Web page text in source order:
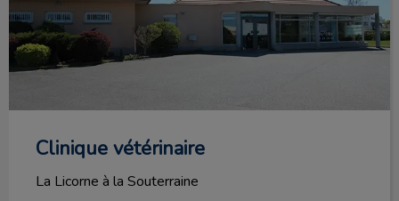
Clinique vétérinaire
La Licorne à la Souterraine